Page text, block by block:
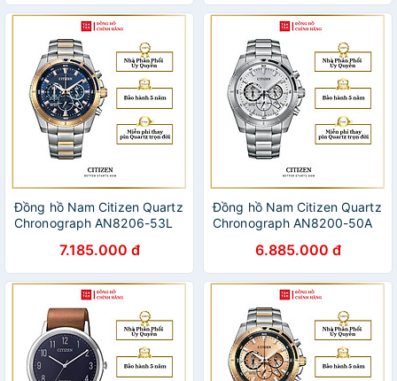
Đồng hồ Nam Citizen Quartz
Chronograph AN8206-53L
7.185.000 đ
Đồng hồ Nam Citizen Quartz
Chronograph AN8200-50A
6.885.000 đ